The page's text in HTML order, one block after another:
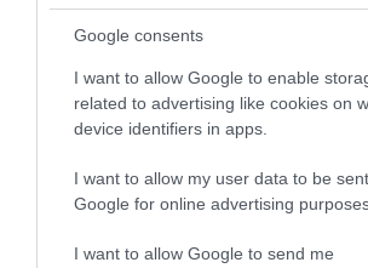
Google consents
I want to allow Google to enable
related to advertising like cookies on
device identifiers in apps.
I want to allow my user data to be
Google for online advertising
I want to allow Google to send me